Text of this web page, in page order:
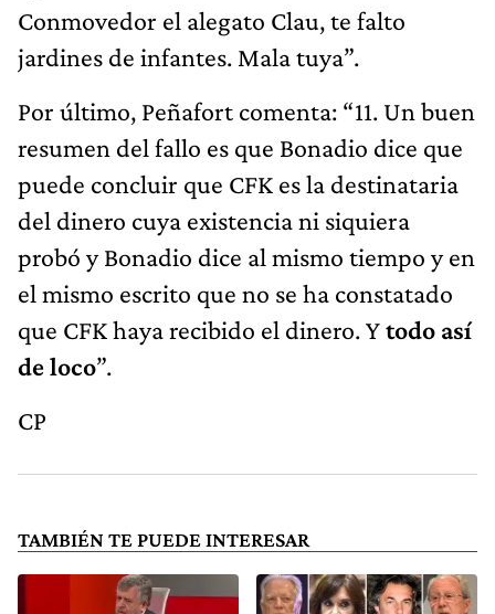
Conmovedor el alegato Clau, te falto
jardines de infantes. Mala tuya”.
Por último, Peñafort comenta: “11. Un buen
resumen del fallo es que Bonadio dice que
puede concluir que CFK es la destinataria
del dinero cuya existencia ni siquiera
probó y Bonadio dice al mismo tiempo y en
el mismo escrito que no se ha constatado
que CFK haya recibido el dinero. Ytodo así
de loco”.
CP
TAMBIÉN TE PUEDE INTERESAR